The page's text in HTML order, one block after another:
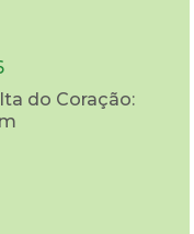
do Coração: